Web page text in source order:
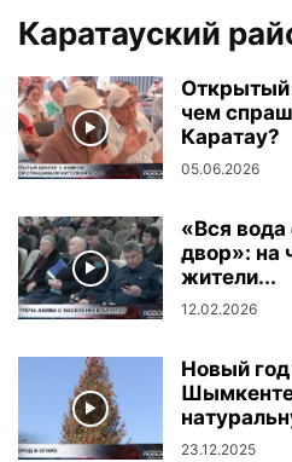
Каратауский
Открытый
чем
Каратау?
05.06.2026
«Вся вода
двор»: на
жители...
12.02.2026
Новый
Шымкенте
23.12.2025